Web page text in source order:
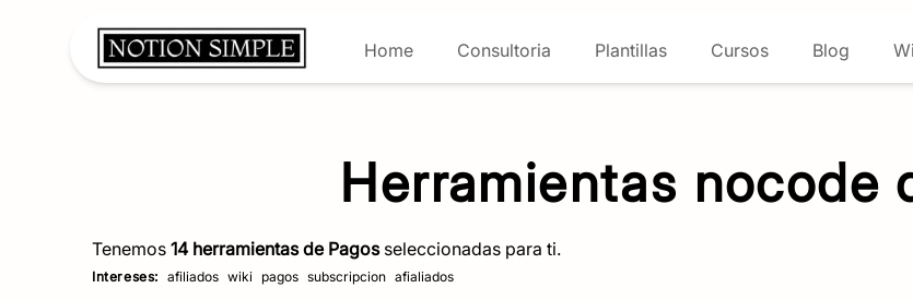
Home Consultoria Plantillas Cursos Blog
Herramientas nocode
Tenemos 14 herramientas de Pagosseleccionadas para ti.
Intereses: afiliados wiki pagos subscripcion afialiados